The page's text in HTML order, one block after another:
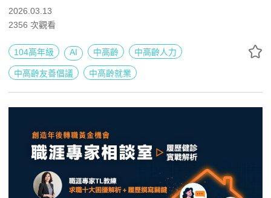
數企業視 AI 為中高齡員工應具備的「基本功」，但31.2%完
全沒有提供任何培訓措施。我們從日本全家、日立、樂天與
2026.03.13
2356 次觀看
104高年級 AI 中高齡 中高齡人力
中高齡友善倡議 中高齡就業